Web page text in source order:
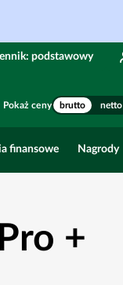
podstawowy
Pokaż ceny brutto netto
finansowe Nagrody
+